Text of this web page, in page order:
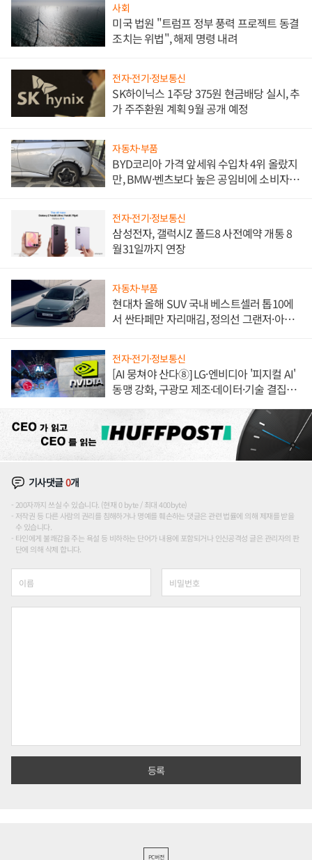
사회
미국 법원 "트럼프 정부 풍력 프로젝트 동결
조치는 위법", 해제 명령 내려
전자·전기·정보통신
SK하이닉스 1주당 375원 현금배당 실시, 추
가 주주환원 계획 9월 공개 예정
자동차·부품
BYD코리아 가격 앞세워 수입차 4위 올랐지
만, BMW·벤츠보다 높은 공임비에 소비자
전자·전기·정보통신
삼성전자, 갤럭시Z 폴드8 사전예약 개통 8
월31일까지 연장
자동차·부품
현대차 올해 SUV 국내 베스트셀러 톱10에
서 싼타페만 자리매김, 정의선 그랜저·아반
전자·전기·정보통신
[AI 뭉쳐야 산다⑧] LG·엔비디아 '피지컬 AI'
동맹 강화, 구광모 제조·데이터·기술 결집
기사댓글0개
200자까지 쓰실 수 있습니다. (현재 0 byte / 최대 400byte)
저작권 등 다른 사람의 권리를 침해하거나 명예를 훼손하는 댓글은 관련 법률에 의해 제재를 받을
수 있습니다.
타인에게 불쾌감을 주는 욕설 등 비하하는 단어가 내용에 포함되거나 인신공격성 글은 관리자의 판
단에 의해 삭제 합니다.
PC버전